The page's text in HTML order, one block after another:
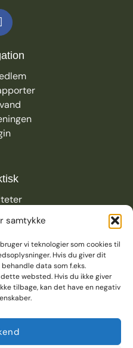
samtykke
vi teknologier som cookies til
Hvis du giver dit
data som f.eks.
websted. Hvis du ikke giver
tilbage, kan det have en negativ